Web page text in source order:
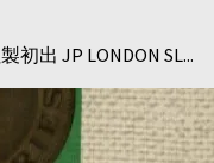
出 JP LONDON SL...